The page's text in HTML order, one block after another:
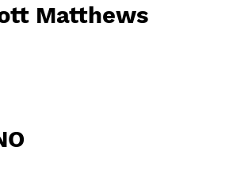
Matthews